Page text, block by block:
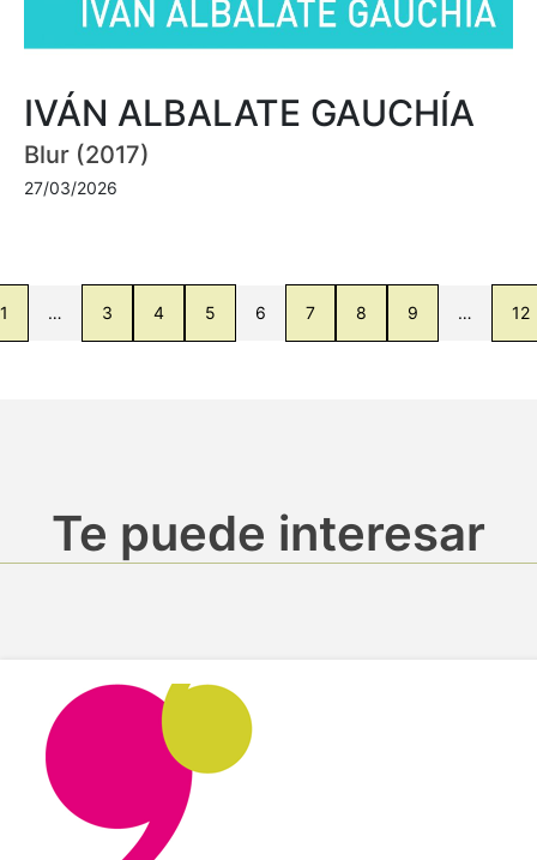
IVÁN ALBALATE GAUCHÍA
Blur (2017)
27/03/2026
1 … 3 4 5 6 7 8 9 … 12
Te puede interesar